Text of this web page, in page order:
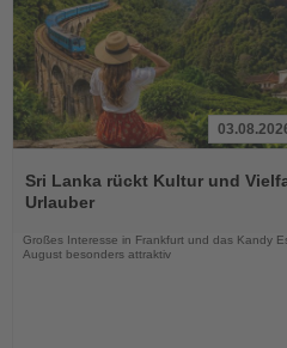
Sie
die
Sri Lanka rückt Kultur und
Urlauber
Großes Interesse in Frankfurt und das Kandy
August besonders attraktiv